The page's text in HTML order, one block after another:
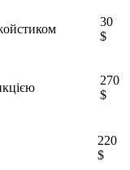
30
$
270
$
220
$